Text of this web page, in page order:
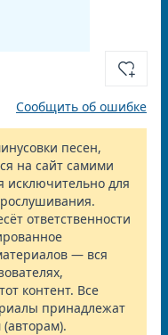
Сообщить об ошибке
песен,
на сайт самими
исключительно для
ответственности
— вся
контент. Все
принадлежат